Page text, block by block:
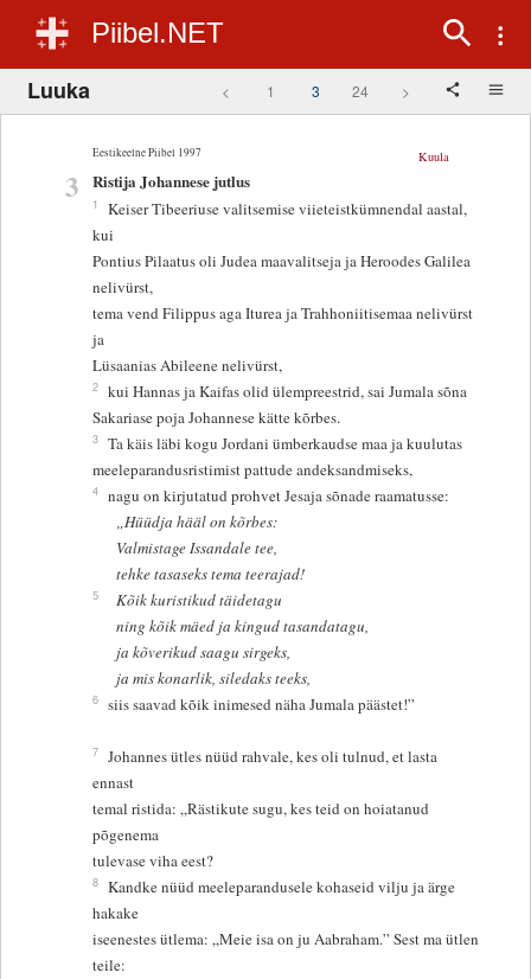
Piibel.NET
Luuka < 1 3 24 >
Eestikeelne Piibel 1997
3
Kuula
Ristija Johannese jutlus
1
Keiser Tibeeriuse valitsemise viieteistkümnendal aastal,
kui
Pontius Pilaatus oli Judea maavalitseja ja Heroodes Galilea
nelivürst,
tema vend Filippus aga Iturea ja Trahhoniitisemaa nelivürst
ja
Lüsaanias Abileene nelivürst,
2 kui Hannas ja Kaifas olid ülempreestrid, sai Jumala sõna
Sakariase poja Johannese kätte kõrbes.
3 Ta käis läbi kogu Jordani ümberkaudse maa ja kuulutas
meeleparandusristimist pattude andeksandmiseks,
4 nagu on kirjutatud prohvet Jesaja sõnade raamatusse:
„Hüüdja hääl on kõrbes:
Valmistage Issandale tee,
tehke tasaseks tema teerajad!
5
Kõik kuristikud täidetagu
ning kõik mäed ja kingud tasandatagu,
ja kõverikud saagu sirgeks,
ja mis konarlik, siledaks teeks,
6 siis saavad kõik inimesed näha Jumala päästet!”
7 Johannes ütles nüüd rahvale, kes oli tulnud, et lasta
ennast
temal ristida: „Rästikute sugu, kes teid on hoiatanud
põgenema
tulevase viha eest?
8 Kandke nüüd meeleparandusele kohaseid vilju ja ärge
hakake
iseenestes ütlema: „Meie isa on ju Aabraham.” Sest ma ütlen
teile: